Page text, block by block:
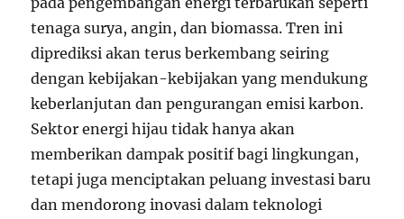
tenaga surya, angin, dan biomassa. Tren ini
diprediksi akan terus berkembang seiring
dengan kebijakan-kebijakan yang mendukung
keberlanjutan dan pengurangan emisi karbon.
Sektor energi hijau tidak hanya akan
memberikan dampak positif bagi lingkungan,
tetapi juga menciptakan peluang investasi baru
dan mendorong inovasi dalam teknologi